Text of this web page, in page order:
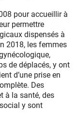
pour accueillir à
permettre
dispensés à
2018, les femmes
de déplacés, y ont
d’une prise en
Des
à la santé, des
y sont